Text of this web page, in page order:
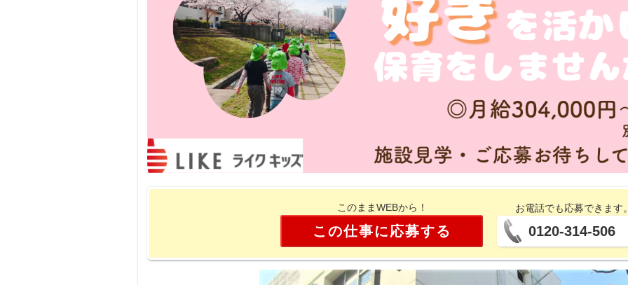
このままWEBから！
この仕事に応募する
お電話でも応募できます
0120-314-506